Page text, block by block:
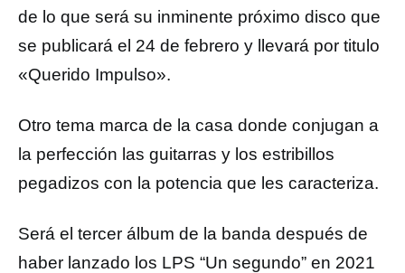
de lo que será su inminente próximo disco que
se publicará el 24 de febrero y llevará por titulo
«Querido Impulso».
Otro tema marca de la casa donde conjugan a
la perfección las guitarras y los estribillos
pegadizos con la potencia que les caracteriza.
Será el tercer álbum de la banda después de
haber lanzado los LPS “Un segundo” en 2021